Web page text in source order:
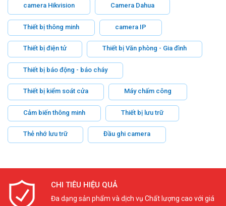
camera Hikvision Camera Dahua
Thiết bị thông minh camera IP
Thiết bị điện tử Thiết bị Văn phòng - Gia đình
Thiết bị báo động - báo cháy
Thiết bị kiểm soát cửa Máy chấm công
Cảm biến thông minh Thiết bị lưu trữ
Thẻ nhớ lưu trữ Đầu ghi camera
CHI TIÊU HIỆU QUẢ
Đa dạng sản phẩm và dịch vụ Chất lượng cao với giá